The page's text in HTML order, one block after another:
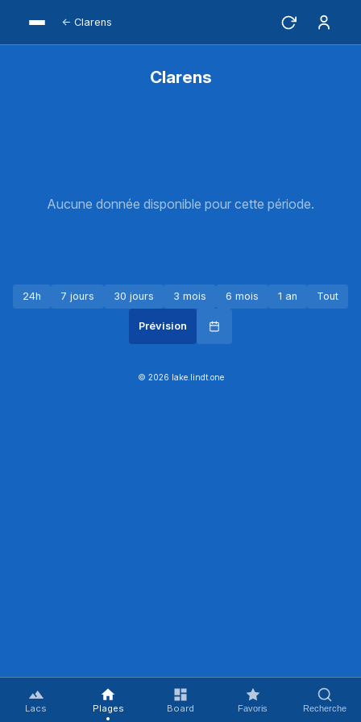
← Clarens
Clarens
Aucune donnée disponible pour cette période.
24h 7 jours 30 jours 3 mois 6 mois 1 an Tout
Prévision
© 2026 lake.lindt.one
Lacs Plages Board Favoris Recherche